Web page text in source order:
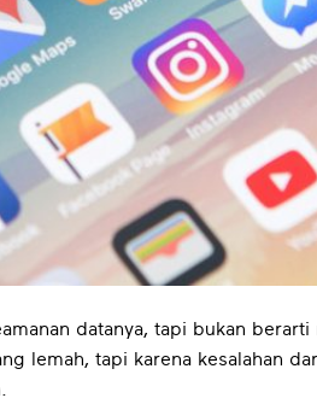
datanya, tapi bukan berarti
lemah, tapi karena kesalahan